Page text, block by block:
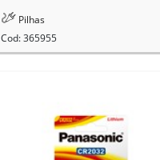
Pilhas
Cod: 365955